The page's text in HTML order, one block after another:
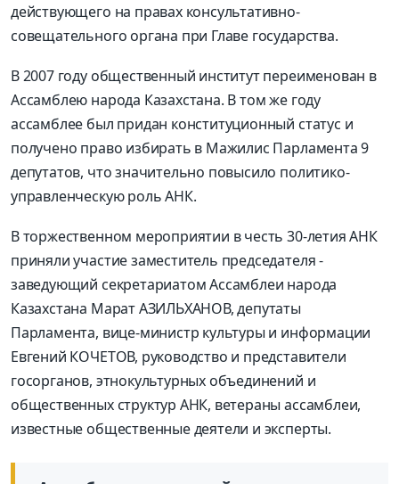
действующего на правах консультативно-
совещательного органа при Главе государства.
В 2007 году общественный институт переименован в
Ассамблею народа Казахстана. В том же году
ассамблее был придан конституционный статус и
получено право избирать в Мажилис Парламента 9
депутатов, что значительно повысило политико-
управленческую роль АНК.
В торжественном мероприятии в честь 30-летия АНК
приняли участие заместитель председателя -
заведующий секретариатом Ассамблеи народа
Казахстана Марат АЗИЛЬХАНОВ, депутаты
Парламента, вице-министр культуры и информации
Евгений КОЧЕТОВ, руководство и представители
госорганов, этнокультурных объединений и
общественных структур АНК, ветераны ассамблеи,
известные общественные деятели и эксперты.